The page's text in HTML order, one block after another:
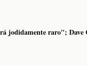
jodidamente raro"; Dave